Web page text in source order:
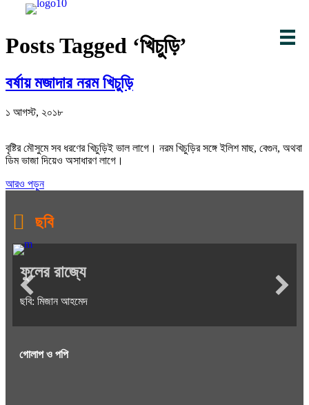
Skip to content
Posts Tagged ‘খিচুড়ি’
বর্ষায় মজাদার নরম খিচুড়ি
১ আগস্ট, ২০১৮
বৃষ্টির মৌসুমে সব ধরণের খিচুড়িই ভাল লাগে। নরম খিচুড়ির সঙ্গে ইলিশ মাছ, বেগুন, অথবা
ডিম ভাজা দিয়েও অসাধারণ লাগে।
আরও পড়ুন
ছবি
ফুলের রাজ্যে
ছবি: মিজান আহমেদ
গোলাপ ও পপি